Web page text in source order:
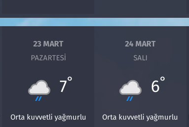
23 MART
PAZARTESI
7°
Orta kuvvetli yağmurlu
24 MART
SALI
6°
Orta kuvvetli yağmurlu